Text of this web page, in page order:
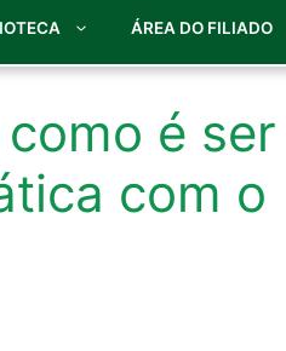
ÁREA DO FILIADO
é ser
com o